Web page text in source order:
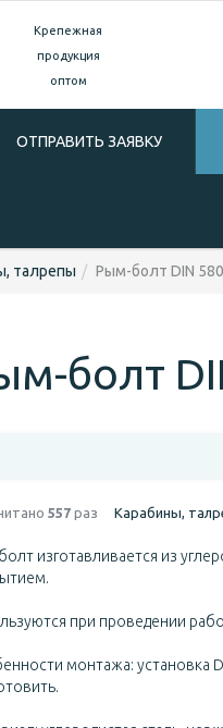
Крепежная
продукция
оптом
ОТПРАВИТЬ ЗАЯВКУ
талрепы Рым-болт DIN 580
болт
557раз Карабины,
изготавливается из
при проведении
монтажа: установка